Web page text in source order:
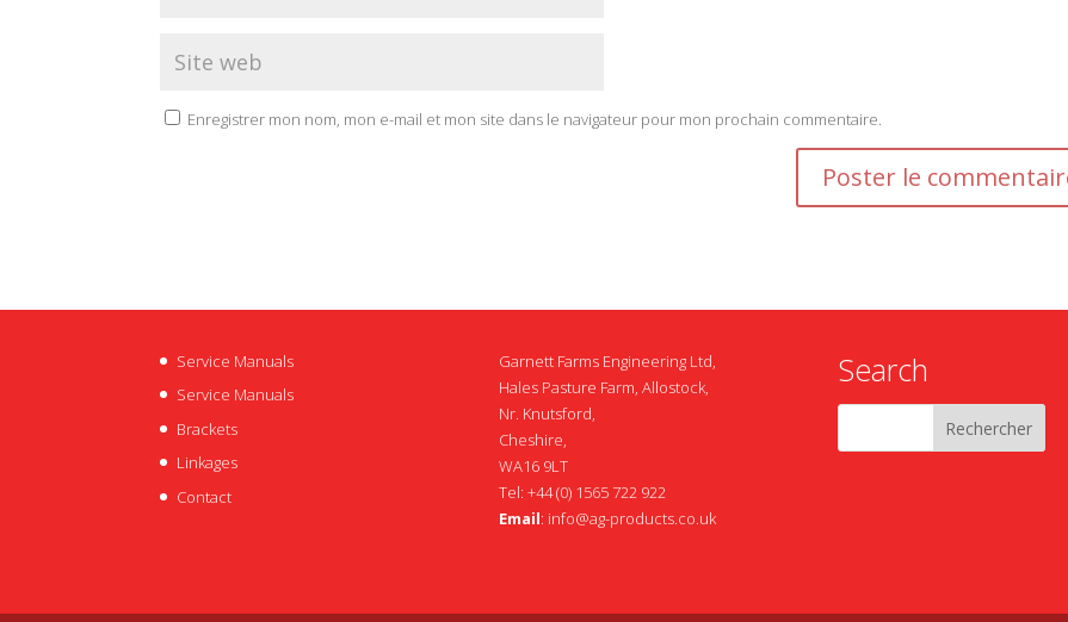
Enregistrer mon nom, mon e-mail et mon site dans le navigateur pour mon prochain commentaire.
Service Manuals
Service Manuals
Brackets
Linkages
Contact
Garnett Farms Engineering Ltd,
Hales Pasture Farm, Allostock,
Nr. Knutsford,
Cheshire,
WA16 9LT
Tel: +44 (0) 1565 722 922
Email: info@ag-products.co.uk
Search